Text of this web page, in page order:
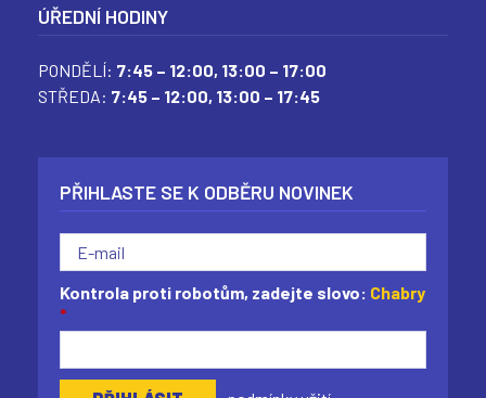
( ( ( (
ÚŘEDNÍ HODINY
PONDĚLÍ: 7:45 – 12:00, 13:00 – 17:00
STŘEDA: 7:45 – 12:00, 13:00 – 17:45
PŘIHLASTE SE K ODBĚRU NOVINEK
Kontrola proti robotům, zadejte slovo: Chabry
*